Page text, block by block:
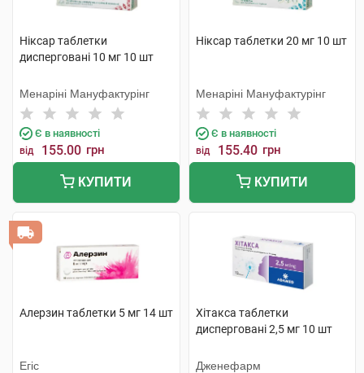
Ніксар таблетки
дисперговані 10 мг 10 шт
Менаріні Мануфактурінг
Є в наявності
від 155.00 грн
КУПИТИ
Ніксар таблетки 20 мг 10 шт
Менаріні Мануфактурінг
Є в наявності
від 155.40 грн
КУПИТИ
Алерзин таблетки 5 мг 14 шт
Егіс
Хітакса таблетки
дисперговані 2,5 мг 10 шт
Дженефарм